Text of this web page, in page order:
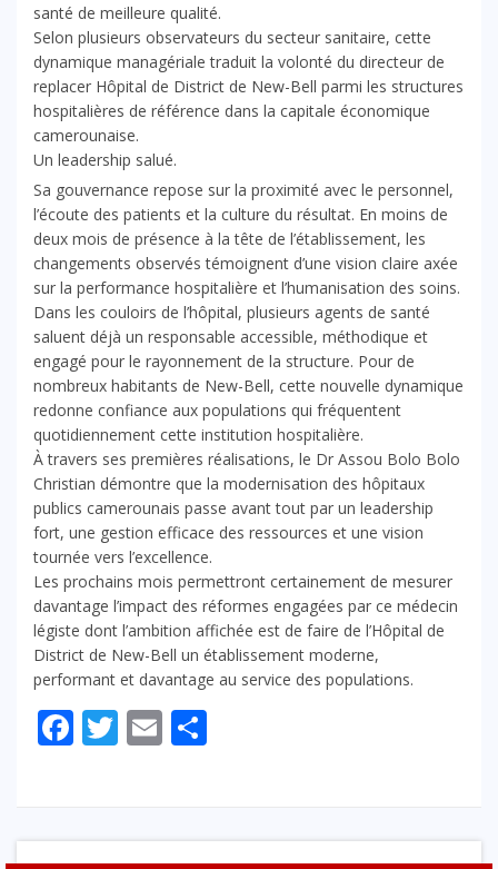
santé de meilleure qualité.
Selon plusieurs observateurs du secteur sanitaire, cette
dynamique managériale traduit la volonté du directeur de
replacer Hôpital de District de New-Bell parmi les structures
hospitalières de référence dans la capitale économique
camerounaise.
Un leadership salué.
Sa gouvernance repose sur la proximité avec le personnel,
l’écoute des patients et la culture du résultat. En moins de
deux mois de présence à la tête de l’établissement, les
changements observés témoignent d’une vision claire axée
sur la performance hospitalière et l’humanisation des soins.
Dans les couloirs de l’hôpital, plusieurs agents de santé
saluent déjà un responsable accessible, méthodique et
engagé pour le rayonnement de la structure. Pour de
nombreux habitants de New-Bell, cette nouvelle dynamique
redonne confiance aux populations qui fréquentent
quotidiennement cette institution hospitalière.
À travers ses premières réalisations, le Dr Assou Bolo Bolo
Christian démontre que la modernisation des hôpitaux
publics camerounais passe avant tout par un leadership
fort, une gestion efficace des ressources et une vision
tournée vers l’excellence.
Les prochains mois permettront certainement de mesurer
davantage l’impact des réformes engagées par ce médecin
légiste dont l’ambition affichée est de faire de l’Hôpital de
District de New-Bell un établissement moderne,
performant et davantage au service des populations.
Facebook
Twitter
Email